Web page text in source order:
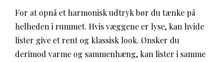
For at opnå et harmonisk udtryk bør du tænke på
helheden i rummet. Hvis væggene er lyse, kan hvide
lister give et rent og klassisk look. Ønsker du
derimod varme og sammenhæng, kan lister i samme